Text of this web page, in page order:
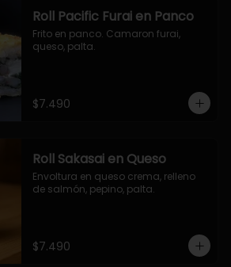
Roll Pacific Furai en Panco
Frito en panco. Camaron furai,
queso, palta.
$7.490
Roll Sakasai en Queso
Envoltura en queso crema, relleno
de salmón, pepino, palta.
$7.490